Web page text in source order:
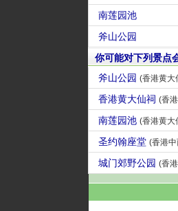
南莲园池
斧山公园
你可能对下列景点
斧山公园 (香港黄大
香港黄大仙祠 (香
南莲园池 (香港黄大
圣约翰座堂 (香港
城门郊野公园 (香